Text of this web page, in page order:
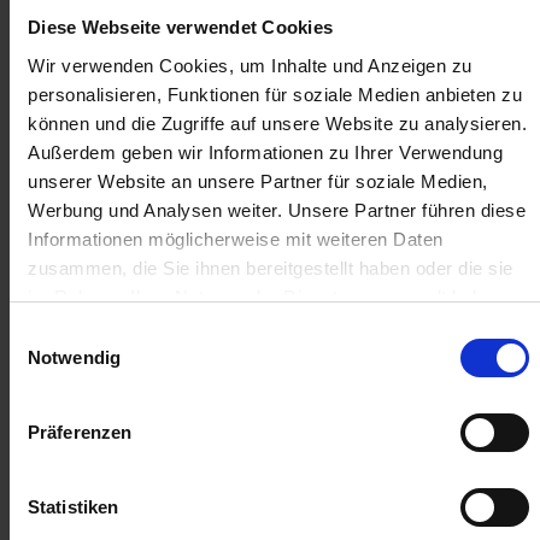
Diese Webseite verwendet Cookies
Wir verwenden Cookies, um Inhalte und Anzeigen zu
personalisieren, Funktionen für soziale Medien anbieten zu
können und die Zugriffe auf unsere Website zu analysieren.
Außerdem geben wir Informationen zu Ihrer Verwendung
unserer Website an unsere Partner für soziale Medien,
Werbung und Analysen weiter. Unsere Partner führen diese
Informationen möglicherweise mit weiteren Daten
zusammen, die Sie ihnen bereitgestellt haben oder die sie
im Rahmen Ihrer Nutzung der Dienste gesammelt haben.
Notwendig
Präferenzen
Statistiken
1.002,29 € / St
1.002,29 €
pro 1 Stück
1.192,73 €
inkl. 19% MwSt.,zzgl. Versandkosten
Auf Lager
Lieferung voraussichtlichab Mittwoch, 12. August 2026
Menge
QTY_CONTROL_DECREASE
ZUR VERGLEICHSLISTE HINZUFÜGEN